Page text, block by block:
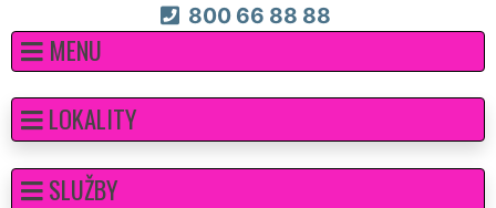
800 66 88 88
MENU
LOKALITY
SLUŽBY